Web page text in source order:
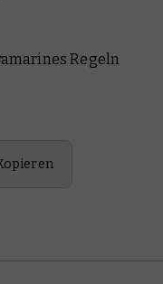
Regeln